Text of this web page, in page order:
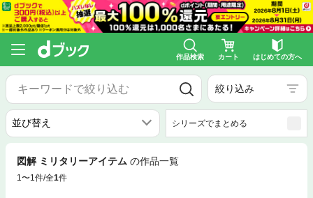
作品検索 カート はじめての方へ
絞り込み
シリーズでまとめる
図解 ミリタリーアイテム の作品一覧
1〜1件/全1件